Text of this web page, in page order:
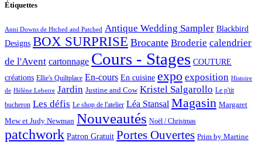
Étiquettes
Anni Downs de Htched and Patched Antique Wedding Sampler Blackbird
Designs BOX SURPRISE Brocante Broderie calendrier
de l'Avent cartonnage Cours - Stages COUTURE
créations Ellie's Quiltplace En-cours En cuisine expo exposition Histoire
de Hélène Leberre Jardin Justine and Cow Kristel Salgarollo Le p'tit
bucheron Les défis Le shop de l'atelier Léa Stansal Magasin Margaret
Mew et Judy Newman Nouveautés Noël / Christmas
patchwork Patron Gratuit Portes Ouvertes Prim by Martine